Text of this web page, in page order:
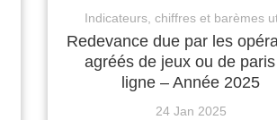
Indicateurs, chiffres et barèmes
Redevance due par les
agréés de jeux ou de
ligne – Année 2025
24 Jan 2025